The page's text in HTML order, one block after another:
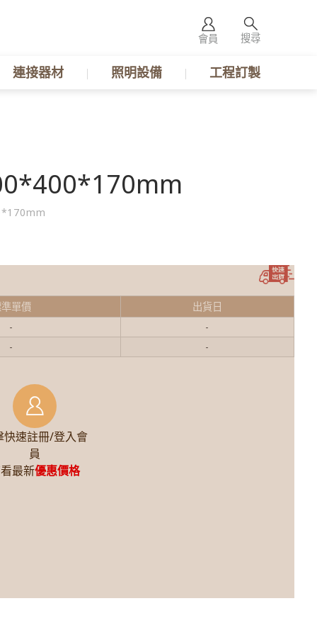
會員 搜尋
連接器材 照明設備 工程訂製
快速註冊/登入會
員
最新優惠價格
單價
出貨日
-
-
-
-